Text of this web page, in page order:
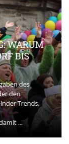
WARUM
BIS
des
den
Trends,
...